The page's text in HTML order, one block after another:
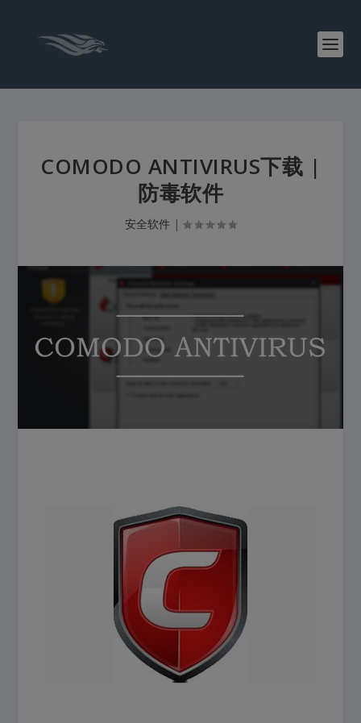
COMODO ANTIVIRUS下载 |
防毒软件
安全软件 |